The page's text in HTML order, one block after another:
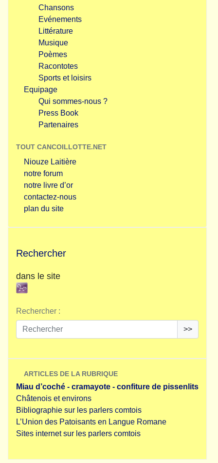
Chansons
Evénements
Littérature
Musique
Poèmes
Racontotes
Sports et loisirs
Equipage
Qui sommes-nous ?
Press Book
Partenaires
TOUT CANCOILLOTTE.NET
Niouze Laitière
notre forum
notre livre d’or
contactez-nous
plan du site
Rechercher
dans le site
Rechercher :
>>
ARTICLES DE LA RUBRIQUE
Miau d’coché - cramayote - confiture de pissenlits
Châtenois et environs
Bibliographie sur les parlers comtois
L’Union des Patoisants en Langue Romane
Sites internet sur les parlers comtois